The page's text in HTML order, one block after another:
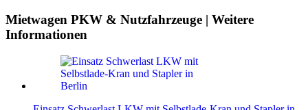
Mietwagen PKW & Nutzfahrzeuge | Weitere
Informationen